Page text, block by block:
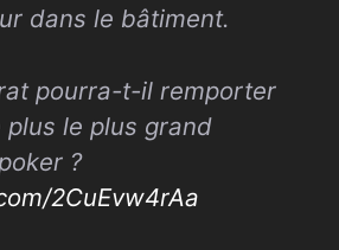
dans le bâtiment.
pourra-t-il remporter
plus le plus grand
?
2CuEvw4rAa